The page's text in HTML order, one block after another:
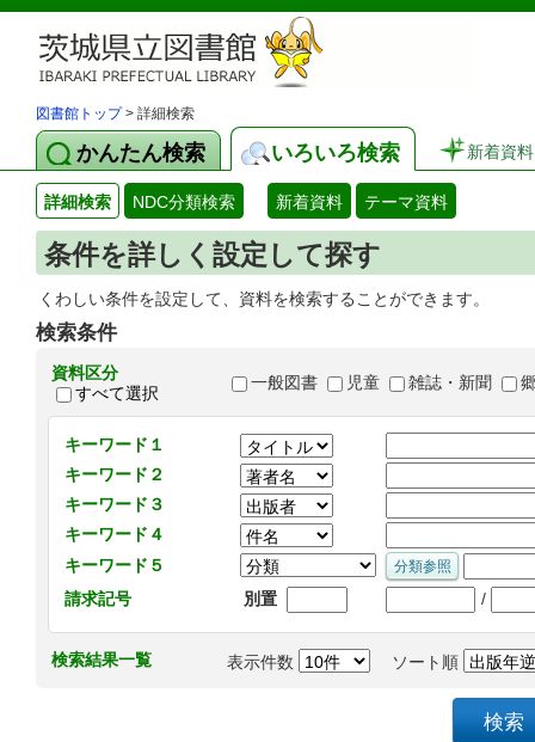
図書館トップ> 詳細検索
かんたん検索 いろいろ検索 新着資料
詳細検索 NDC分類検索 新着資料 テーマ資料
条件を詳しく設定して探す
くわしい条件を設定して、資料を検索することができます。
検索条件
資料区分
すべて選択
一般図書 児童 雑誌・新聞
キーワード１
キーワード２
キーワード３
キーワード４
キーワード５
請求記号
別置 /
検索結果一覧 表示件数 ソート順